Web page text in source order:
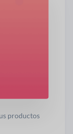
productos